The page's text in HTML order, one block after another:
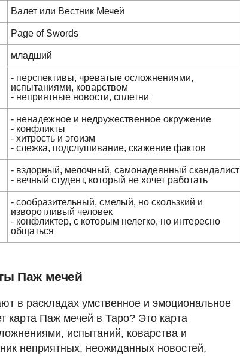
Валет или Вестник Мечей
Page of Swords
младший
- перспективы, чреватые осложнениями,
испытаниями, коварством
- неприятные новости, сплетни
- ненадежное и недружественное окружение
- конфликты
- хитрость и эгоизм
- слежка, подслушивание, скажение фактов
- вздорный, мелочный, самонадеянный скандалист
- вечный студент, который не хочет работать
- сообразительный, смелый, но скользкий и
изворотливый человек
- конфликтер, с которым нелегко, но интересно
общаться
Паж мечей
в раскладах умственное и эмоциональное
карта Паж мечей в Таро? Это карта
испытаний, коварства и
неприятных, неожиданных новостей,